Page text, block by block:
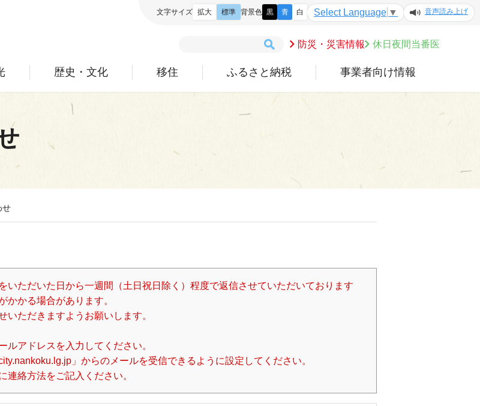
防災・災害情報 休日夜間当番医
歴史・文化 移住 ふるさと納税 事業者向け情報
文字サイズ 拡大 標準 背景色 黒 青 白 Select Language ▼ 音声読み上げ
せ
いただいた日から一週間（土日祝日除く）程度で返信させていただいております
かかる場合があります。
ただきますようお願いします。
ルアドレスを入力してください。
」からのメールを受信できるように設定してください。
連絡方法をご記入ください。